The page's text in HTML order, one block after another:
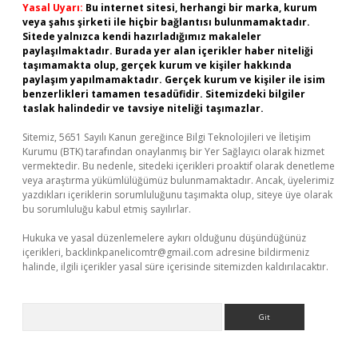
Yasal Uyarı: Bu internet sitesi, herhangi bir marka, kurum
veya şahıs şirketi ile hiçbir bağlantısı bulunmamaktadır.
Sitede yalnızca kendi hazırladığımız makaleler
paylaşılmaktadır. Burada yer alan içerikler haber niteliği
taşımamakta olup, gerçek kurum ve kişiler hakkında
paylaşım yapılmamaktadır. Gerçek kurum ve kişiler ile isim
benzerlikleri tamamen tesadüfidir. Sitemizdeki bilgiler
taslak halindedir ve tavsiye niteliği taşımazlar.
Sitemiz, 5651 Sayılı Kanun gereğince Bilgi Teknolojileri ve İletişim
Kurumu (BTK) tarafından onaylanmış bir Yer Sağlayıcı olarak hizmet
vermektedir. Bu nedenle, sitedeki içerikleri proaktif olarak denetleme
veya araştırma yükümlülüğümüz bulunmamaktadır. Ancak, üyelerimiz
yazdıkları içeriklerin sorumluluğunu taşımakta olup, siteye üye olarak
bu sorumluluğu kabul etmiş sayılırlar.
Hukuka ve yasal düzenlemelere aykırı olduğunu düşündüğünüz
içerikleri, backlinkpanelicomtr@gmail.com adresine bildirmeniz
halinde, ilgili içerikler yasal süre içerisinde sitemizden kaldırılacaktır.